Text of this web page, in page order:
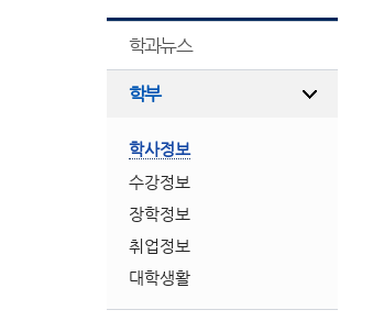
학과뉴스
학부
학사정보
수강정보
장학정보
취업정보
대학생활